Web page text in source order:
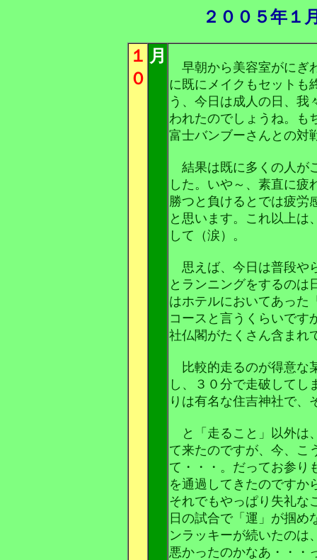
２００５年１
１
０
月
早朝から美容室がにぎ
に既にメイクもセットも
う、今日は成人の日、我
われたのでしょうね。も
富士バンブーさんとの対
結果は既に多くの人が
した。いや～、素直に疲
勝つと負けるとでは疲労
と思います。これ以上は
して（涙）。
思えば、今日は普段や
とランニングをするのは
はホテルにおいてあった
コースと言うくらいです
社仏閣がたくさん含まれ
比較的走るのが得意な
し、３０分で走破してし
りは有名な住吉神社で、
と「走ること」以外は
て来たのですが、今、こ
て・・・。だってお参り
を通過してきたのですか
それでもやっぱり失礼な
日の試合で「運」が掴め
ンラッキーが続いたのは
悪かったのかなあ・・・